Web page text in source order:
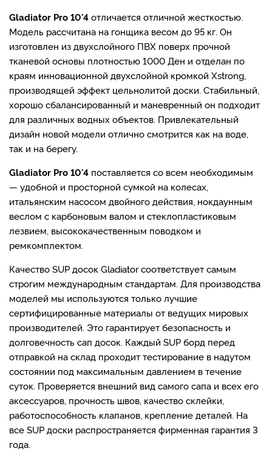
Gladiator Pro 10'4отличается отличной жесткостью.
Модель рассчитана на гонщика весом до 95 кг. Он
изготовлен из двухслойного ПВХ поверх прочной
тканевой основы плотностью 1000 Ден и отделан по
краям инновационной двухслойной кромкой Xstrong,
производящей эффект цельнолитой доски. Стабильный,
хорошо сбалансированный и маневренный он подходит
для различных водных объектов. Привлекательный
дизайн новой модели отлично смотрится как на воде,
так и на берегу.
Gladiator Pro 10'4 поставляется со всем необходимым
— удобной и просторной сумкой на колесах,
итальянским насосом двойного действия, нокдаунным
веслом с карбоновым валом и стеклопластиковым
лезвием, высококачественным поводком и
ремкомплектом.
Качество SUP досок Gladiator соответствует самым
строгим международным стандартам. Для производства
моделей мы используются только лучшие
сертифицированные материалы от ведущих мировых
производителей. Это гарантирует безопасность и
долговечность сап досок. Каждый SUP борд перед
отправкой на склад проходит тестирование в надутом
состоянии под максимальным давлением в течение
суток. Проверяется внешний вид самого сапа и всех его
аксессуаров, прочность швов, качество склейки,
работоспособность клапанов, крепление деталей. На
все SUP доски распространяется фирменная гарантия 3
года.